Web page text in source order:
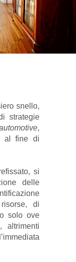
snello,
strategie
,
al fine di
si
delle
di
solo ove
altrimenti